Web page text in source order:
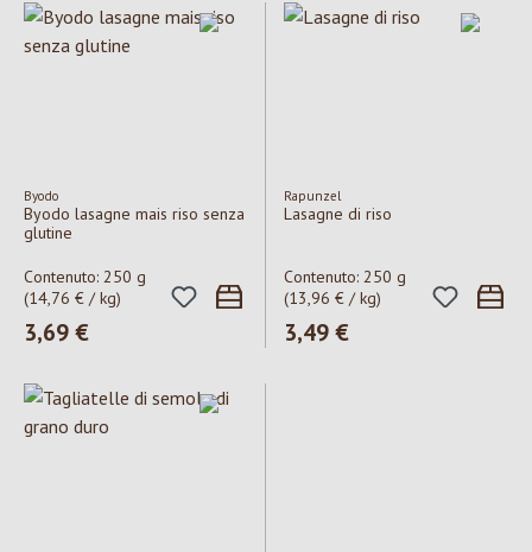
Byodo
Byodo lasagne mais riso senza
glutine
Contenuto: 250 g
(14,76 € / kg)
Prezzo normale:
3,69 €
Rapunzel
Lasagne di riso
Contenuto: 250 g
(13,96 € / kg)
Prezzo normale:
3,49 €